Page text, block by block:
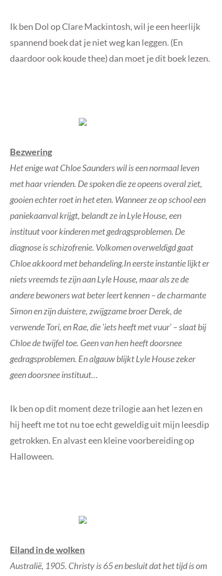
Ik ben Dol op Clare Mackintosh, wil je een heerlijk
spannend boek dat je niet weg kan leggen. (En
daardoor ook koude thee) dan moet je dit boek lezen.
Bezwering
Het enige wat Chloe Saunders wil is een normaal leven
met haar vrienden. De spoken die ze opeens overal ziet,
gooien echter roet in het eten. Wanneer ze op school een
paniekaanval krijgt, belandt ze in Lyle House, een
instituut voor kinderen met gedragsproblemen. De
diagnose is schizofrenie. Volkomen overweldigd gaat
Chloe akkoord met behandeling.In eerste instantie lijkt er
niets vreemds te zijn aan Lyle House, maar als ze de
andere bewoners wat beter leert kennen – de charmante
Simon en zijn duistere, zwijgzame broer Derek, de
verwende Tori, en Rae, die ‘iets heeft met vuur’ – slaat bij
Chloe de twijfel toe. Geen van hen heeft doorsnee
gedragsproblemen. En algauw blijkt Lyle House zeker
geen doorsnee instituut…
Ik ben op dit moment deze trilogie aan het lezen en
hij heeft me tot nu toe echt geweldig uit mijn leesdip
getrokken. En alvast een kleine voorbereiding op
Halloween.
Eiland in de wolken
Australië, 1905. Christy is 65 en besluit dat het tijd is om